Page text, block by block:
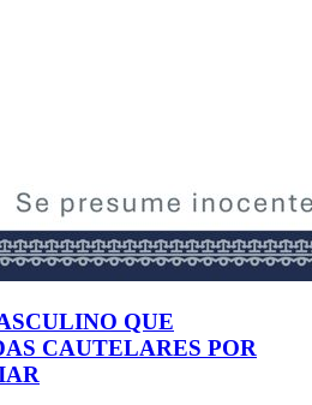
QUE
CAUTELARES POR